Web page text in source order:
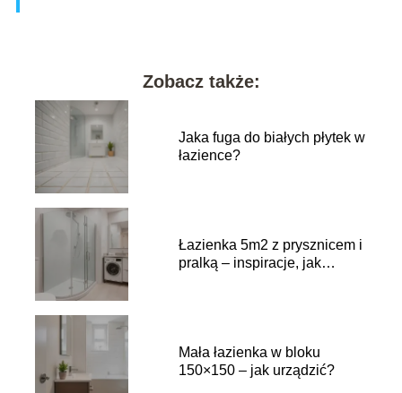
Zobacz także:
Jaka fuga do białych płytek w
łazience?
Łazienka 5m2 z prysznicem i
pralką – inspiracje, jak
Mała łazienka w bloku
150×150 – jak urządzić?